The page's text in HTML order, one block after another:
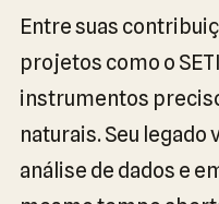
Entre suas
projetos como o
instrumentos
naturais. Seu legado
análise de dados e